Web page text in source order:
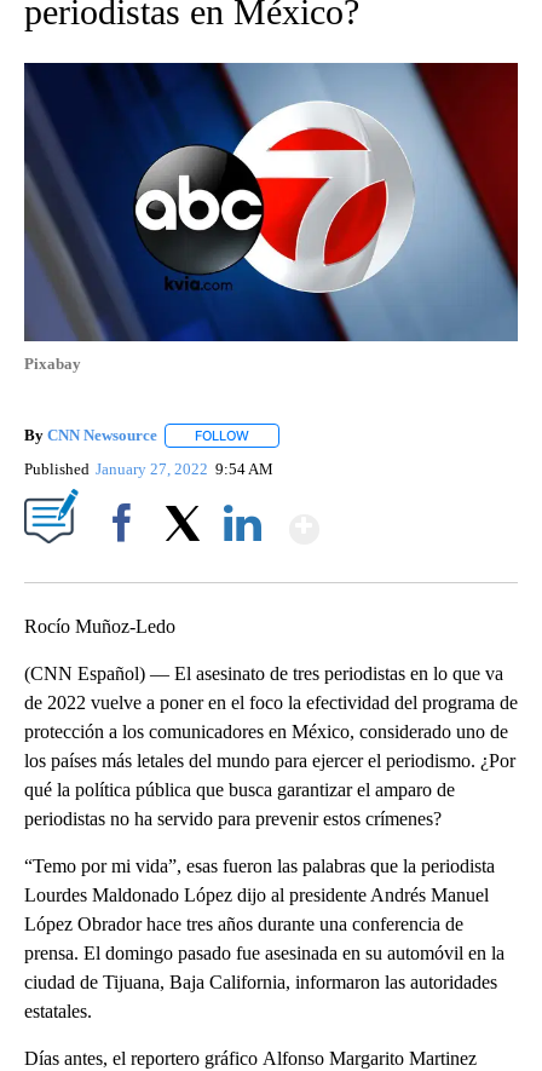
periodistas en México?
Pixabay
By CNN Newsource FOLLOW
Published January 27, 2022 9:54 AM
Rocío Muñoz-Ledo
(CNN Español) — El asesinato de tres periodistas en lo que va
de 2022 vuelve a poner en el foco la efectividad del programa de
protección a los comunicadores en México, considerado uno de
los países más letales del mundo para ejercer el periodismo. ¿Por
qué la política pública que busca garantizar el amparo de
periodistas no ha servido para prevenir estos crímenes?
“Temo por mi vida”, esas fueron las palabras que la periodista
Lourdes Maldonado López dijo al presidente Andrés Manuel
López Obrador hace tres años durante una conferencia de
prensa. El domingo pasado fue asesinada en su automóvil en la
ciudad de Tijuana, Baja California, informaron las autoridades
estatales.
Días antes, el reportero gráfico Alfonso Margarito Martinez